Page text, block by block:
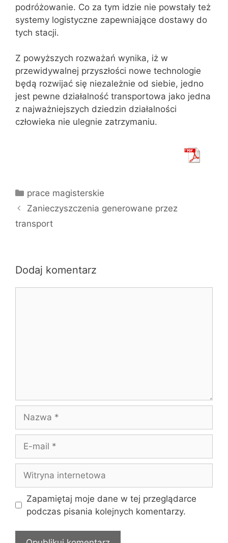
podróżowanie. Co za tym idzie nie powstały też
systemy logistyczne zapewniające dostawy do
tych stacji.
Z powyższych rozważań wynika, iż w
przewidywalnej przyszłości nowe technologie
będą rozwijać się niezależnie od siebie, jedno
jest pewne działalność transportowa jako jedna
z najważniejszych dziedzin działalności
człowieka nie ulegnie zatrzymaniu.
Kategorie
prace magisterskie
Zanieczyszczenia generowane przez
transport
Dodaj komentarz
mail
internetowa
Zapamiętaj moje dane w tej przeglądarce
podczas pisania kolejnych komentarzy.